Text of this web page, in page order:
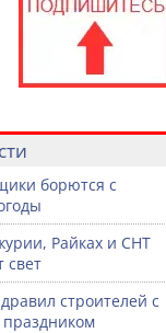
борются с
Райках и СНТ
свет
строителей с